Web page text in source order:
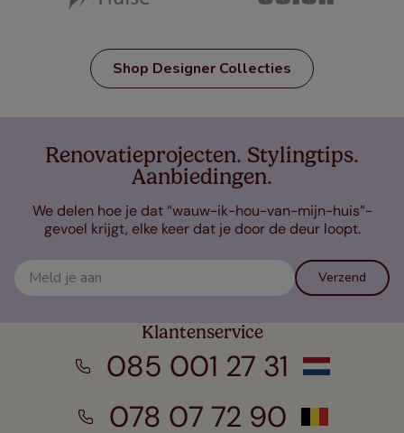
Shop Designer Collecties
Renovatieprojecten. Stylingtips.
Aanbiedingen.
We delen hoe je dat “wauw-ik-hou-van-mijn-huis”-
gevoel krijgt, elke keer dat je door de deur loopt.
Verzend
Klantenservice
085 001 27 31
078 07 72 90